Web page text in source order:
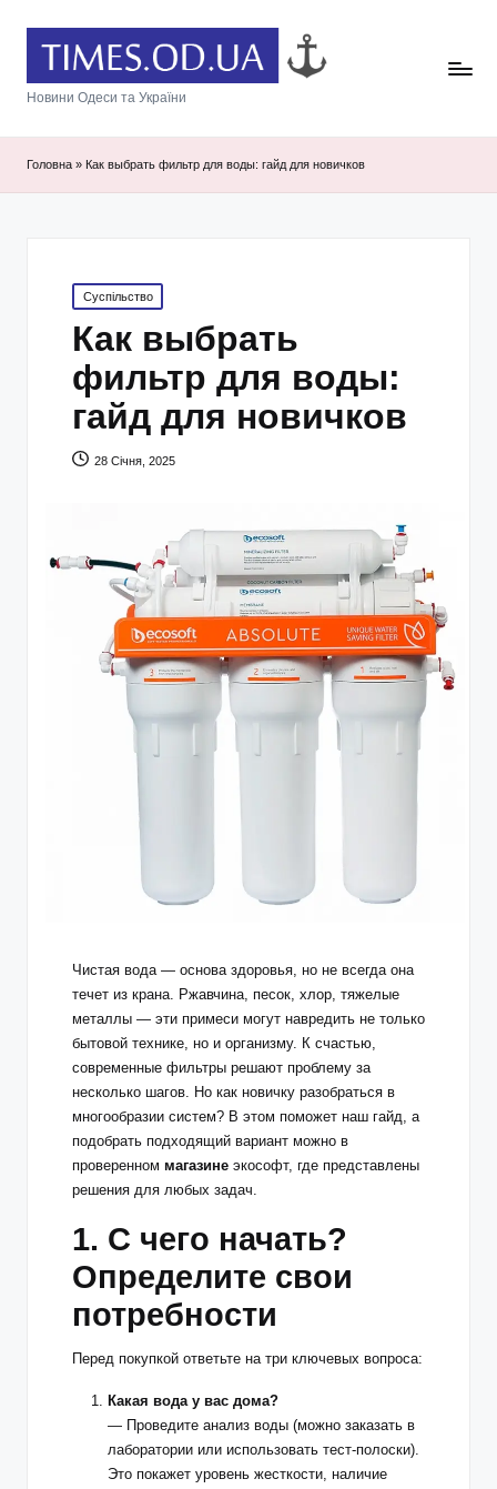
Новини Одеси та України
Головна » Как выбрать фильтр для воды: гайд для новичков
Posted
in
Суспільство
Как выбрать
фильтр для воды:
гайд для новичков
28 Січня, 2025
Чистая вода — основа здоровья, но не всегда она
течет из крана. Ржавчина, песок, хлор, тяжелые
металлы — эти примеси могут навредить не только
бытовой технике, но и организму. К счастью,
современные фильтры решают проблему за
несколько шагов. Но как новичку разобраться в
многообразии систем? В этом поможет наш гайд, а
подобрать подходящий вариант можно в
проверенном магазине экософт, где представлены
решения для любых задач.
1. С чего начать?
Определите свои
потребности
Перед покупкой ответьте на три ключевых вопроса:
Какая вода у вас дома?
— Проведите анализ воды (можно заказать в
лаборатории или использовать тест-полоски).
Это покажет уровень жесткости, наличие